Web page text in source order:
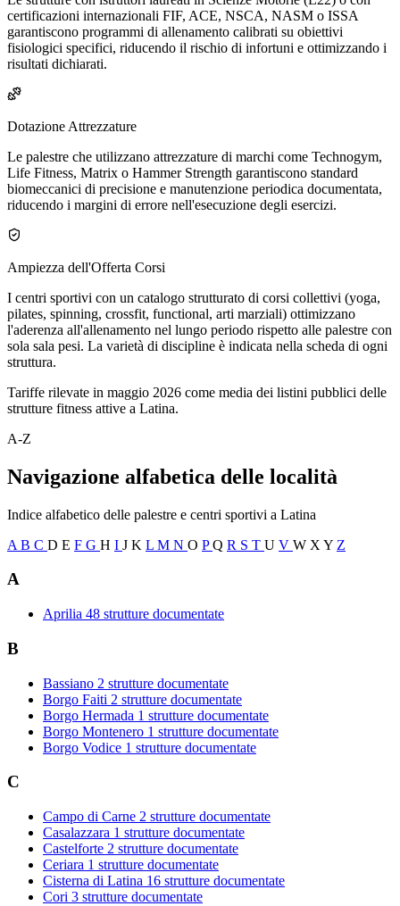
certificazioni internazionali FIF, ACE, NSCA, NASM o ISSA
garantiscono programmi di allenamento calibrati su obiettivi
fisiologici specifici, riducendo il rischio di infortuni e ottimizzando i
risultati dichiarati.
Dotazione Attrezzature
Le palestre che utilizzano attrezzature di marchi come Technogym,
Life Fitness, Matrix o Hammer Strength garantiscono standard
biomeccanici di precisione e manutenzione periodica documentata,
riducendo i margini di errore nell'esecuzione degli esercizi.
Ampiezza dell'Offerta Corsi
I centri sportivi con un catalogo strutturato di corsi collettivi (yoga,
pilates, spinning, crossfit, functional, arti marziali) ottimizzano
l'aderenza all'allenamento nel lungo periodo rispetto alle palestre con
sola sala pesi. La varietà di discipline è indicata nella scheda di ogni
struttura.
Tariffe rilevate in maggio 2026 come media dei listini pubblici delle
strutture fitness attive a Latina.
A-Z
Navigazione alfabetica delle località
Indice alfabetico delle palestre e centri sportivi a Latina
A B C D E F G H I J K L M N O PQ R S T U V W X Y Z
A
Aprilia 48 strutture documentate
B
Bassiano 2 strutture documentate
Borgo Faiti 2 strutture documentate
Borgo Hermada 1 strutture documentate
Borgo Montenero 1 strutture documentate
Borgo Vodice 1 strutture documentate
C
Campo di Carne 2 strutture documentate
Casalazzara 1 strutture documentate
Castelforte 2 strutture documentate
Ceriara 1 strutture documentate
Cisterna di Latina 16 strutture documentate
Cori 3 strutture documentate